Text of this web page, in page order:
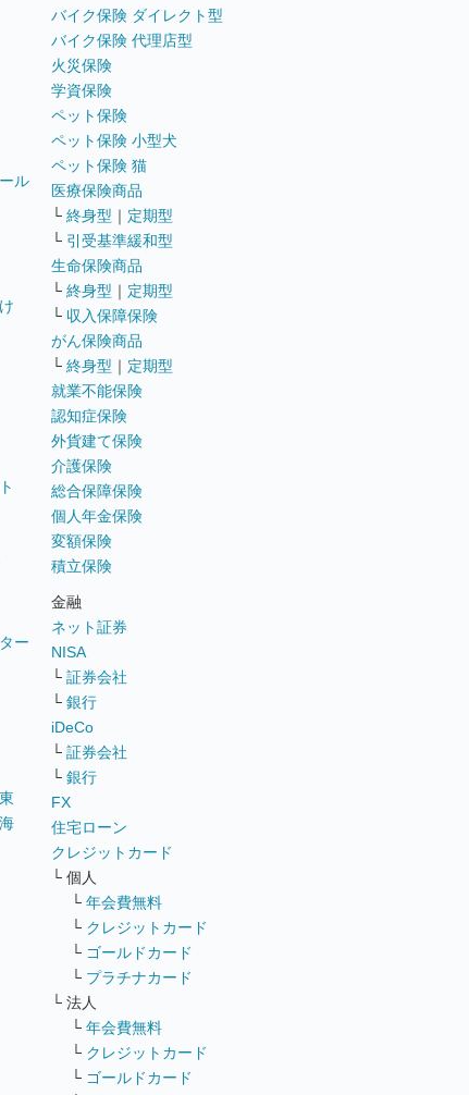
ル
ー
バイク保険 ダイレクト型
バイク保険 代理店型
火災保険
学資保険
ペット保険
ペット保険 小型犬
ペット保険 猫
医療保険商品
└ 終身型 ｜ 定期型
└ 引受基準緩和型
生命保険商品
└ 終身型 ｜ 定期型
└ 収入保障保険
がん保険商品
└ 終身型 ｜ 定期型
就業不能保険
認知症保険
外貨建て保険
介護保険
総合保障保険
個人年金保険
変額保険
積立保険
金融
ネット証券
NISA
└ 証券会社
└ 銀行
iDeCo
└ 証券会社
└ 銀行
FX
住宅ローン
クレジットカード
└ 個人
└ 年会費無料
└ クレジットカード
└ ゴールドカード
└ プラチナカード
└ 法人
└ 年会費無料
└ クレジットカード
└ ゴールドカード